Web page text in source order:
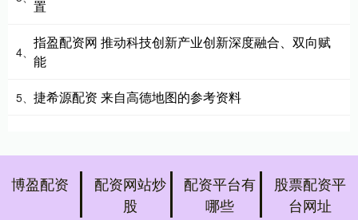
置
4、
指盈配资网 推动科技创新产业创新深度融合、双向赋
能
5、 捷希源配资 来自高德地图的参考资料
博盈配资
配资网站炒
股
配资平台有
哪些
股票配资平
台网址